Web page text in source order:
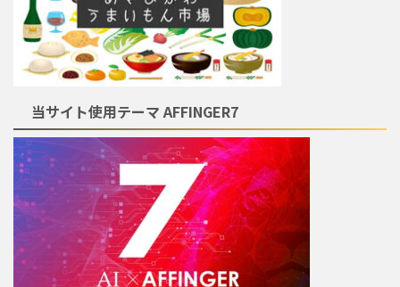
当サイト使用テーマ AFFINGER7